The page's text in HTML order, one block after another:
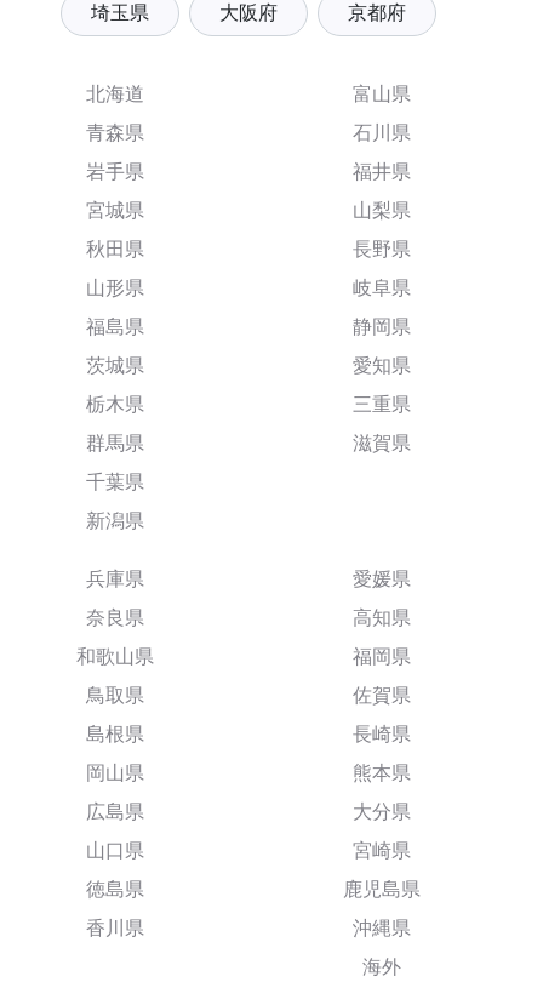
埼玉県 大阪府 京都府
北海道
青森県
岩手県
宮城県
秋田県
山形県
福島県
茨城県
栃木県
群馬県
千葉県
新潟県
富山県
石川県
福井県
山梨県
長野県
岐阜県
静岡県
愛知県
三重県
滋賀県
兵庫県
奈良県
和歌山県
鳥取県
島根県
岡山県
広島県
山口県
徳島県
香川県
愛媛県
高知県
福岡県
佐賀県
長崎県
熊本県
大分県
宮崎県
鹿児島県
沖縄県
海外